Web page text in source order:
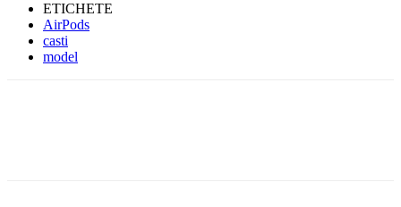
ETICHETE
AirPods
casti
model